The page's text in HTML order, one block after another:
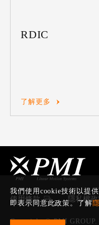
RDIC
了解更多
Copyright © PMI
使用條款 隱私權
我們使用cookie技術以提
即表示同意此政策。了解